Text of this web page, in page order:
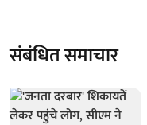
संबंधित समाचार